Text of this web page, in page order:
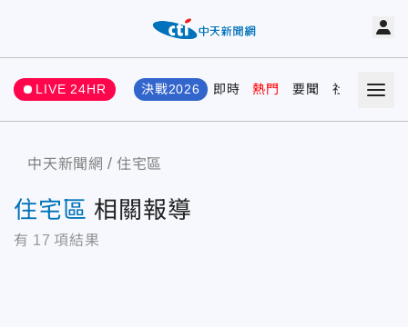
LIVE 24HR 決戰2026 即時 熱門 要聞 社會 娛樂
中天新聞網 住宅區
住宅區 相關報導
有 17 項結果